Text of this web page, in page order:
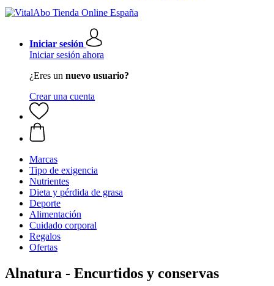
Iniciar sesión
Iniciar sesión ahora
¿Eres un nuevo usuario?
Crear una cuenta
Marcas
Tipo de exigencia
Nutrientes
Dieta y pérdida de grasa
Deporte
Alimentación
Cuidado corporal
Regalos
Ofertas
Alnatura - Encurtidos y conservas